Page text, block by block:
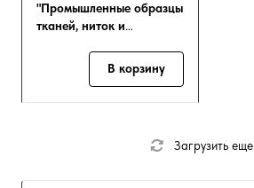
"Промышленные образцы
тканей, ниток и
В корзину
Загрузить еще